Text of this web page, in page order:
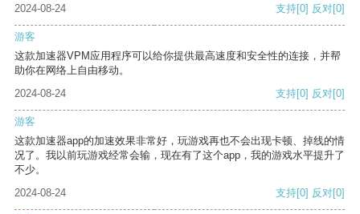
2024-08-24 支持[0] 反对[0]
游客
这款加速器VPM应用程序可以给你提供最高速度和安全性的连接，并帮
助你在网络上自由移动。
2024-08-24
支持[0] 反对[0]
游客
这款加速器app的加速效果非常好，玩游戏再也不会出现卡顿、掉线的情
况了。我以前玩游戏经常会输，现在有了这个app，我的游戏水平提升了
不少。
2024-08-24
支持[0] 反对[0]